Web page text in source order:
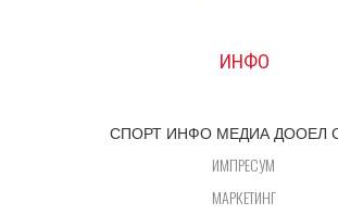
ИНФО
СПОРТ ИНФО МЕДИА ДООЕЛ
ИМПРЕСУМ
МАРКЕТИНГ